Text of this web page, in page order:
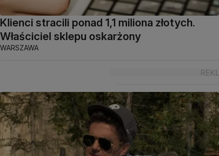
Klienci stracili ponad 1,1 miliona złotych.
Właściciel sklepu oskarżony
WARSZAWA